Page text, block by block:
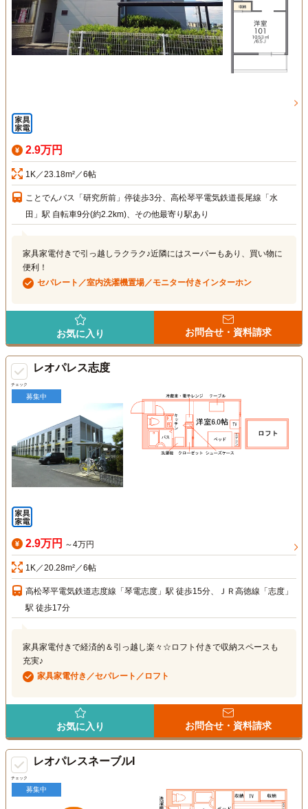
2.9万円
1K／23.18m²／6帖
ことでんバス「研究所前」停徒歩3分、高松琴平電気鉄道長尾線「水
田」駅 自転車9分(約2.2km)、その他最寄り駅あり
家具家電付きで引っ越しラクラク♪近隣にはスーパーもあり、買い物に
便利！
セパレート／室内洗濯機置場／モニター付きインターホン
お気に入り お問合せ・資料請求
チェック
レオパレス志度
募集中
2.9万円 ～4万円
1K／20.28m²／6帖
高松琴平電気鉄道志度線「琴電志度」駅 徒歩15分、ＪＲ高徳線「志度」
駅 徒歩17分
家具家電付きで経済的＆引っ越し楽々☆ロフト付きで収納スペースも
充実♪
家具家電付き／セパレート／ロフト
お気に入り お問合せ・資料請求
チェック
レオパレスネーブルI
募集中